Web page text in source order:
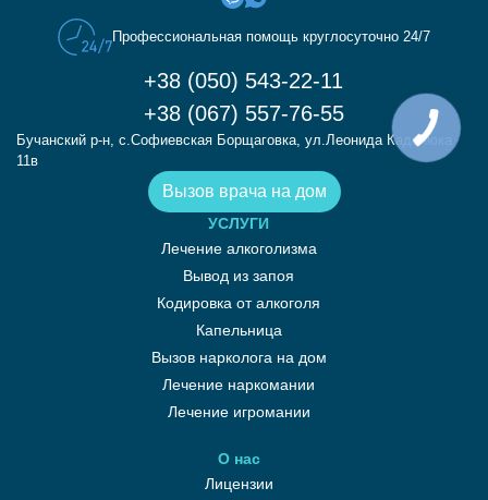
Профессиональная помощь круглосуточно 24/7
+38 (050) 543-22-11
+38 (067) 557-76-55
Бучанский р-н, с.Софиевская Борщаговка, ул.Леонида Каденюка
11в
Вызов врача на дом
УСЛУГИ
Лечение алкоголизма
Вывод из запоя
Кодировка от алкоголя
Капельница
Вызов нарколога на дом
Лечение наркомании
Лечение игромании
О нас
Лицензии